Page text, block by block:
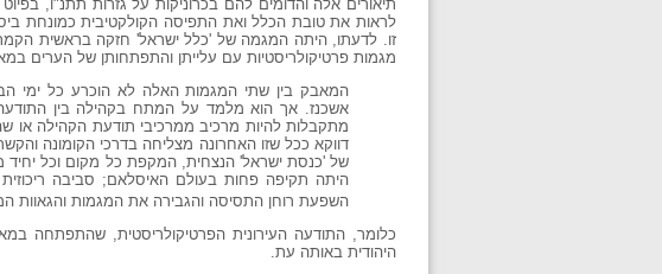
תיאורים אלה והדומים להם בכרוניקות על גזרות תתנ"ו,
לראות את טובת הכלל ואת התפיסה הקולקטיבית כמונחת
מגמות פרטיקולריסטיות עם עלייתן והתפתחותן של הערים במאה
המאבק בין שתי המגמות האלה לא הוכרע כל ימי
אשכנז. אך הוא מלמד על המתח בקהילה בין
מתקבלות להיות מרכיב ממרכיבי תודעת הקהילה או
דווקא ככל שזו האחרונה מצליחה בדרכי הקומונה
של 'כנסת ישראל' הנצחית, המקפת כל מקום וכל יחיד
היתה תקיפה פחות בעולם האיסלאם; סביבה
השפעת רוחן התסיסה והגבירה את המגמות והגאוות
היהודית באותה עת.